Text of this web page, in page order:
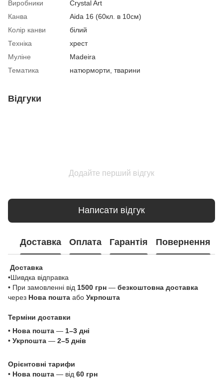
Виробники
Crystal Art
Канва
Aida 16 (60кл. в 10см)
Колір канви
білий
Техніка
хрест
Муліне
Madeira
Тематика
натюрморти, тварини
Відгуки
Додайте перший відгук
Написати відгук
Доставка Оплата Гарантія Повернення
Доставка
•Шивдка відправка
• При замовленні від 1500 грн — безкоштовна доставка
через Нова пошта або Укрпошта
Терміни доставки
• Нова пошта — 1–3 дні
• Укрпошта — 2–5 днів
Орієнтовні тарифи
• Нова пошта — від 60 грн